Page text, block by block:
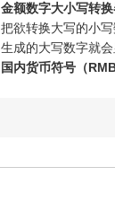
金额数字大小写转换
把欲转换大写的小
生成的大写数字就会
国内货币符号（RMB